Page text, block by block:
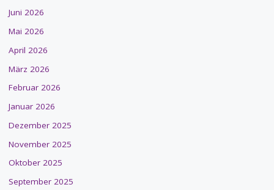
Juni 2026
Mai 2026
April 2026
März 2026
Februar 2026
Januar 2026
Dezember 2025
November 2025
Oktober 2025
September 2025